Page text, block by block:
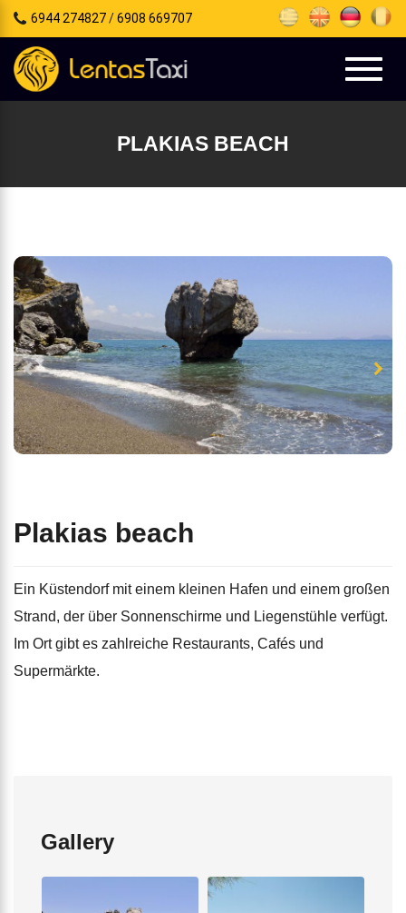
6944 274827/6908 669707
Toggle
PLAKIAS BEACH
Plakias beach
Ein Küstendorf mit einem kleinen Hafen und einem großen
Strand, der über Sonnenschirme und Liegenstühle verfügt.
Im Ort gibt es zahlreiche Restaurants, Cafés und
Supermärkte.
Gallery